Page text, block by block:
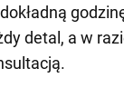
detal, a w